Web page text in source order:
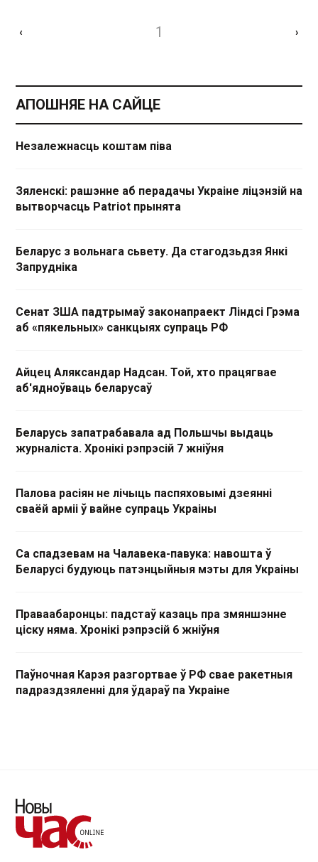
‹ 1 ›
АПОШНЯЕ НА САЙЦЕ
Незалежнасць коштам піва
Зяленскі: рашэнне аб перадачы Украіне ліцэнзій на
вытворчасць Patriot прынята
Беларус з вольнага сьвету. Да стагодзьдзя Янкі
Запрудніка
Сенат ЗША падтрымаў законапраект Ліндсі Грэма
аб «пякельных» санкцыях супраць РФ
Айцец Аляксандар Надсан. Той, хто працягвае
аб'ядноўваць беларусаў
Беларусь запатрабавала ад Польшчы выдаць
журналіста. Хронікі рэпрэсій 7 жніўня
Палова расіян не лічыць паспяховымі дзеянні
сваёй арміі ў вайне супраць Украіны
Са спадзевам на Чалавека-павука: навошта ў
Беларусі будуюць патэнцыйныя мэты для Украіны
Праваабаронцы: падстаў казаць пра змяншэнне
ціску няма. Хронікі рэпрэсій 6 жніўня
Паўночная Карэя разгортвае ў РФ свае ракетныя
падраздзяленні для ўдараў па Украіне